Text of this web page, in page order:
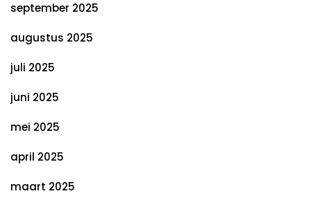
september 2025
augustus 2025
juli 2025
juni 2025
mei 2025
april 2025
maart 2025